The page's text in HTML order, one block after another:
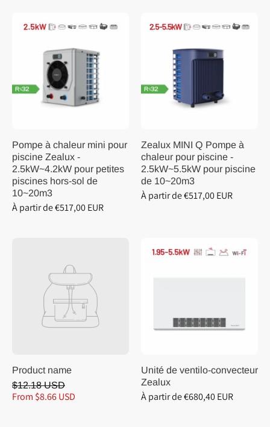
Pompe à chaleur mini pour
piscine Zealux -
2.5kW~4.2kW pour petites
piscines hors-sol de
10~20m3
À partir de €517,00 EUR
Zealux MINI Q Pompe à
chaleur pour piscine -
2.5kW~5.5kW pour piscine
de 10~20m3
À partir de €517,00 EUR
Product name
$12.18 USD
From $8.66 USD
Unité de ventilo-convecteur
Zealux
À partir de €680,40 EUR